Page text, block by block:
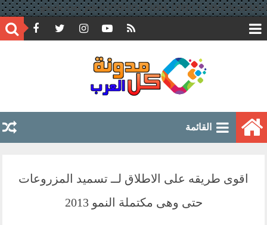
google.com, pub-6597891051776804, DIRECT, f08c47fec0942fa0
القائمة
اقوى طريقه على الاطلاق لــ تسميد المزروعات
حتى وهى مكتملة النمو 2013